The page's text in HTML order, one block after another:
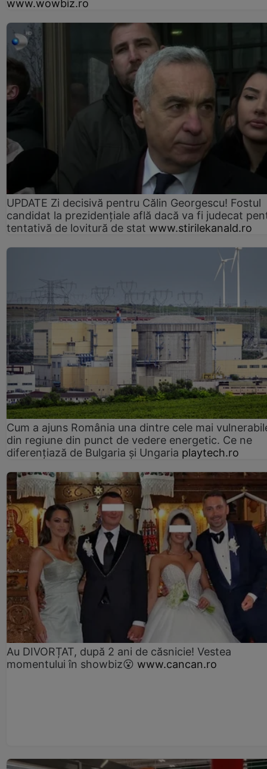
www.wowbiz.ro
UPDATE Zi decisivă pentru Călin Georgescu! Fostul
candidat la prezidențiale află dacă va fi judecat
tentativă de lovitură de stat www.stirilekanald.ro
Cum a ajuns România una dintre cele mai
din regiune din punct de vedere energetic. Ce ne
diferențiază de Bulgaria și Ungaria playtech.ro
Au DIVORȚAT, după 2 ani de căsnicie! Vestea
momentului în showbiz😮 www.cancan.ro